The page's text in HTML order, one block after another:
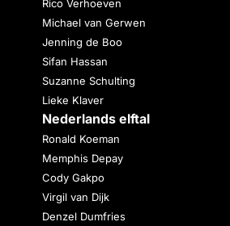
Rico Verhoeven
Michael van Gerwen
Jenning de Boo
Sifan Hassan
Suzanne Schulting
Lieke Klaver
Nederlands elftal
Ronald Koeman
Memphis Depay
Cody Gakpo
Virgil van Dijk
Denzel Dumfries